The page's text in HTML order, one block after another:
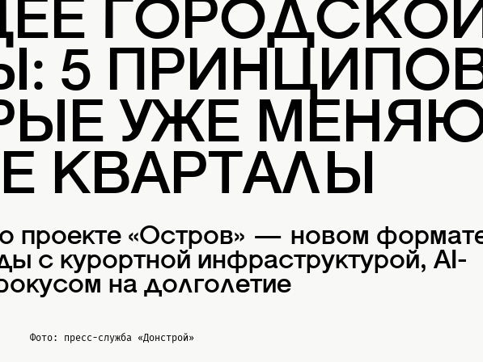
5
УЖЕ
КВАРТАЛЫ
проекте «Остров» — новом
с курортной инфраструктурой, AI-
на долголетие
Фото: пресс-служба «Донстрой»